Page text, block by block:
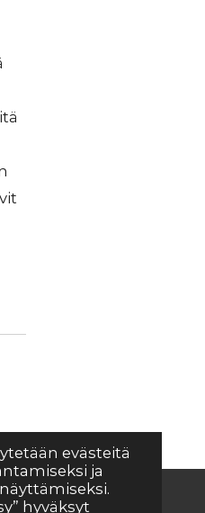
evästeitä
ja
hyväksyt